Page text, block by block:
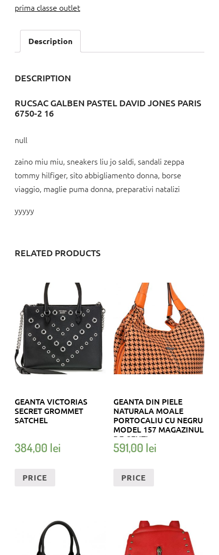
prima classe outlet
Description
DESCRIPTION
RUCSAC GALBEN PASTEL DAVID JONES PARIS
6750-2 16
null
zaino miu miu, sneakers liu jo saldi, sandali zeppa
tommy hilfiger, sito abbigliamento donna, borse
viaggio, maglie puma donna, preparativi natalizi
yyyyy
RELATED PRODUCTS
GEANTA VICTORIAS
SECRET GROMMET
SATCHEL
384,00 lei
PRICE
GEANTA DIN PIELE
NATURALA MOALE
PORTOCALIU CU NEGRU
MODEL 157 MAGAZINUL
DE GENTI
591,00 lei
PRICE